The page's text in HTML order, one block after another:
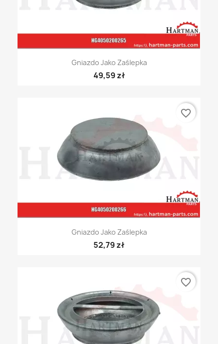
Gniazdo Jako Zaślepka
49,59 zł
Gniazdo Jako Zaślepka
52,79 zł
favorite_border
favorite_border